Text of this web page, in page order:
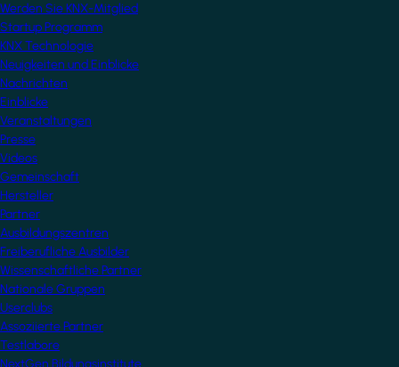
Werden Sie KNX-Mitglied
Startup Programm
KNX Technologie
Neuigkeiten und Einblicke
Nachrichten
Einblicke
Veranstaltungen
Presse
Videos
Gemeinschaft
Hersteller
Partner
Ausbildungszentren
Freiberufliche Ausbilder
Wissenschaftliche Partner
Nationale Gruppen
Userclubs
Assoziierte Partner
Testlabore
NextGen Bildungsinstitute